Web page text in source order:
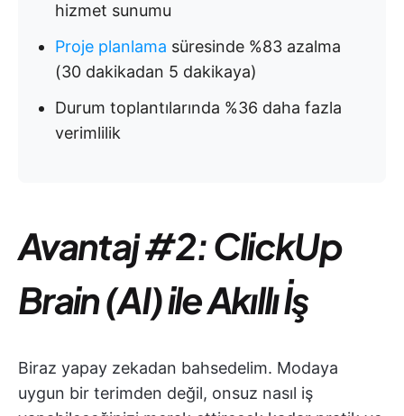
hizmet sunumu
Proje planlama süresinde %83 azalma
(30 dakikadan 5 dakikaya)
Durum toplantılarında %36 daha fazla
verimlilik
Avantaj #2: ClickUp
Brain (AI) ile Akıllı İş
Biraz yapay zekadan bahsedelim. Modaya
uygun bir terimden değil, onsuz nasıl iş